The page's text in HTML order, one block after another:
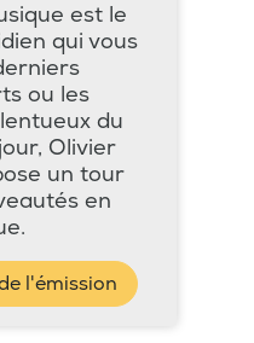
est le
qui vous
ou les
du
Olivier
un tour
en
l'émission